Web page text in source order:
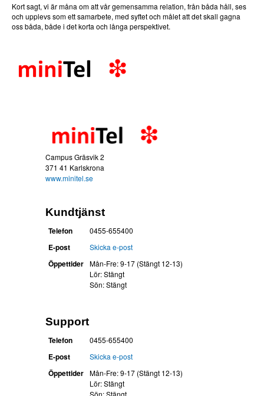
Kort sagt, vi är måna om att vår gemensamma relation, från båda håll, ses
och upplevs som ett samarbete, med syftet och målet att det skall gagna
oss båda, både i det korta och långa perspektivet.
Campus Gräsvik 2
371 41 Karlskrona
www.minitel.se
Kundtjänst
Telefon 0455-655400
E-post Skicka e-post
Öppettider
Mån-Fre: 9-17 (Stängt 12-13)
Lör: Stängt
Sön: Stängt
Support
Telefon 0455-655400
E-post Skicka e-post
Öppettider
Mån-Fre: 9-17 (Stängt 12-13)
Lör: Stängt
Sön: Stängt